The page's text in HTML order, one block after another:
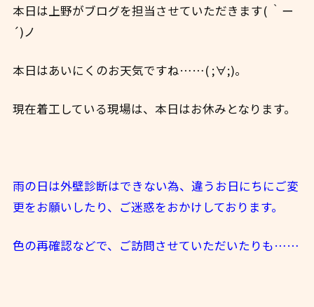
本日は上野がブログを担当させていただきます( ｀ー
´)ノ
本日はあいにくのお天気ですね……( ;∀;)。
現在着工している現場は、本日はお休みとなります。
雨の日は外壁診断はできない為、違うお日にちにご変
更をお願いしたり、 ご迷惑をおかけしております。
色の再確認などで、ご訪問させていただいたりも……